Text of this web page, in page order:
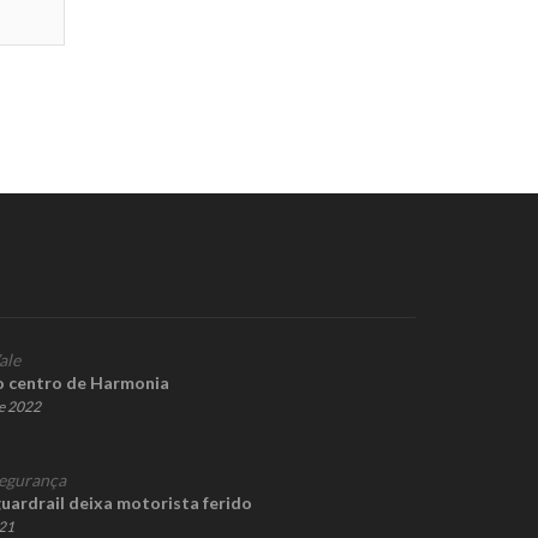
centro de Harmonia
2022
deixa motorista ferido